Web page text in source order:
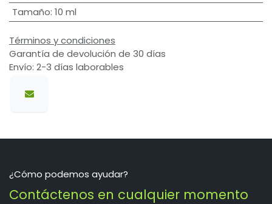
Tamaño: 10 ml
Términos y condiciones
Garantía de devolución de 30 días
Envío: 2-3 días laborables
¿Cómo podemos ayudar?
Contáctenos en cualquier momento